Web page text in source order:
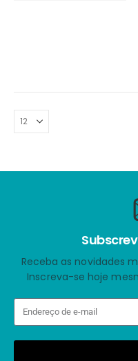
Receba as novidades
Inscreva-se hoje